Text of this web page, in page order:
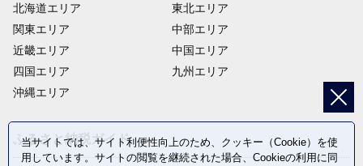
北海道エリア
関東エリア
近畿エリア
四国エリア
沖縄エリア
東北エリア
中部エリア
中国エリア
九州エリア
ふるさと納税ガイド
当サイトでは、サイト利便性向上のため、クッキー（Cookie）を使
用しています。サイトの閲覧を継続された場合、Cookieの利用に同